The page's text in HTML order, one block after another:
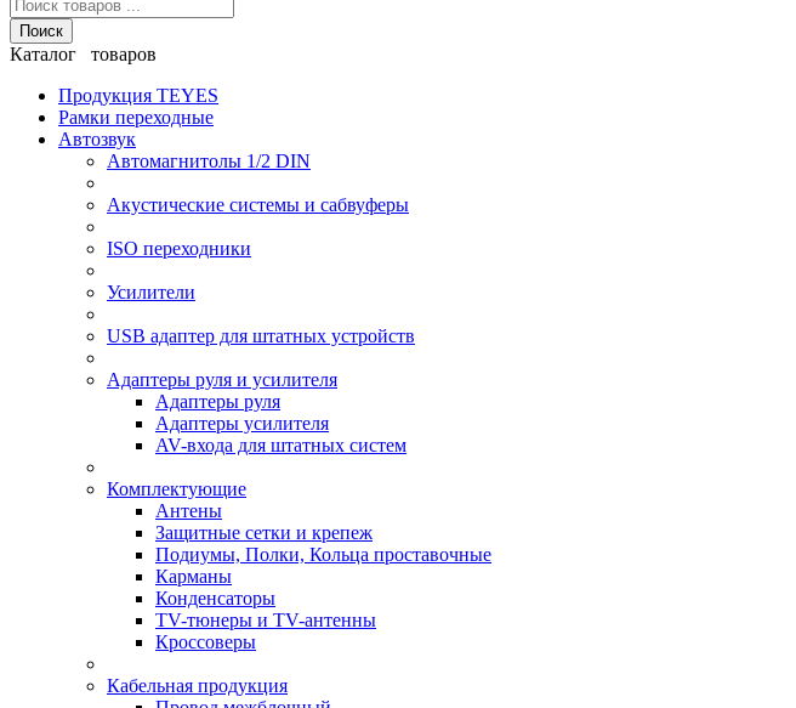
Поиск
Каталог товаров
Продукция TEYES
Рамки переходные
Автозвук
Автомагнитолы 1/2 DIN
Акустические системы и сабвуферы
ISO переходники
Усилители
USB адаптер для штатных устройств
Адаптеры руля и усилителя
Адаптеры руля
Адаптеры усилителя
AV-входа для штатных систем
Комплектующие
Антены
Защитные сетки и крепеж
Подиумы, Полки, Кольца проставочные
Карманы
Конденсаторы
TV-тюнеры и TV-антенны
Кроссоверы
Кабельная продукция